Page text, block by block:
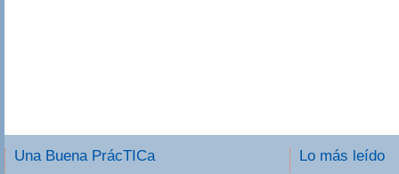
Una Buena PrácTICa Lo más leído